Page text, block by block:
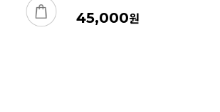
45,000원